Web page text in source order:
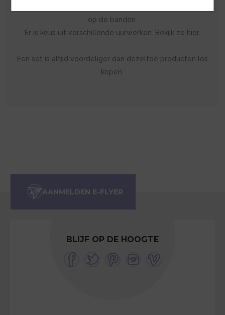
op de banden.
Er is keus uit verschillende uurwerken. Bekijk ze hier.
Een set is altijd voordeliger dan dezelfde producten los
kopen.
BLIJF OP DE HOOGTE